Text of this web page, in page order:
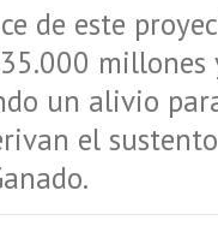
de este
millones
un alivio
el